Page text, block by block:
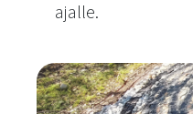
ajalle.
Geopark-viikko 2025